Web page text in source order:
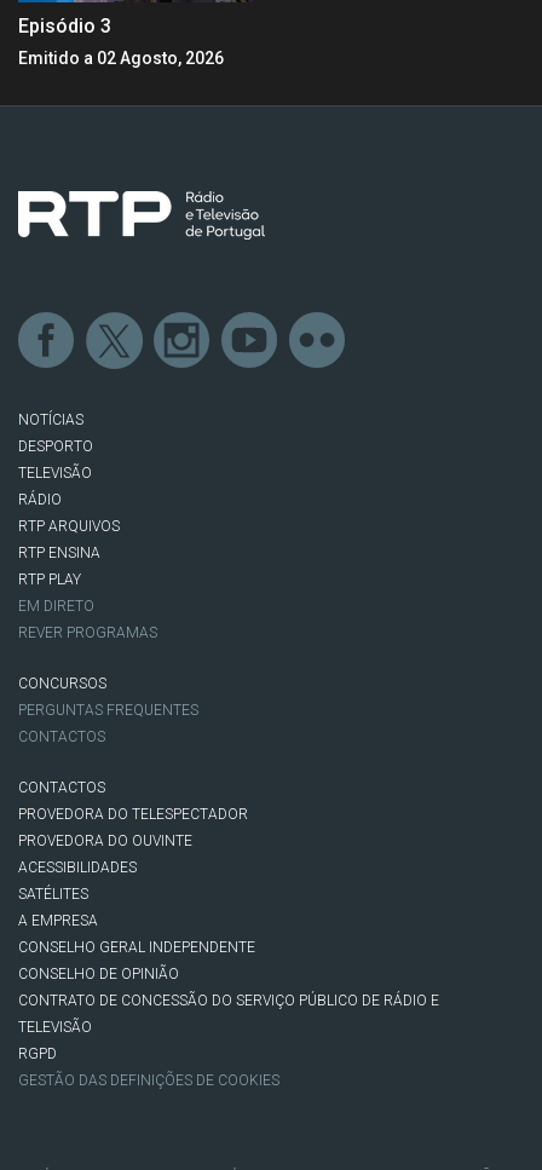
Episódio 3
Emitido a 02 Agosto, 2026
NOTÍCIAS
DESPORTO
TELEVISÃO
RÁDIO
RTP ARQUIVOS
RTP ENSINA
RTP PLAY
EM DIRETO
REVER PROGRAMAS
CONCURSOS
PERGUNTAS FREQUENTES
CONTACTOS
CONTACTOS
PROVEDORA DO TELESPECTADOR
PROVEDORA DO OUVINTE
ACESSIBILIDADES
SATÉLITES
A EMPRESA
CONSELHO GERAL INDEPENDENTE
CONSELHO DE OPINIÃO
CONTRATO DE CONCESSÃO DO SERVIÇO PÚBLICO DE RÁDIO E
TELEVISÃO
RGPD
GESTÃO DAS DEFINIÇÕES DE COOKIES